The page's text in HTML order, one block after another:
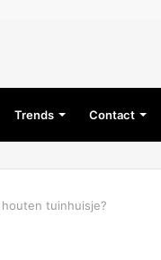
Trends Contact
tuinhuisje?